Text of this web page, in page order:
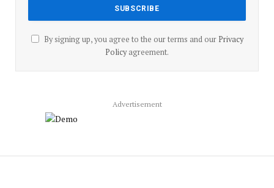
By signing up, you agree to the our terms and our Privacy
Policyagreement.
Advertisement